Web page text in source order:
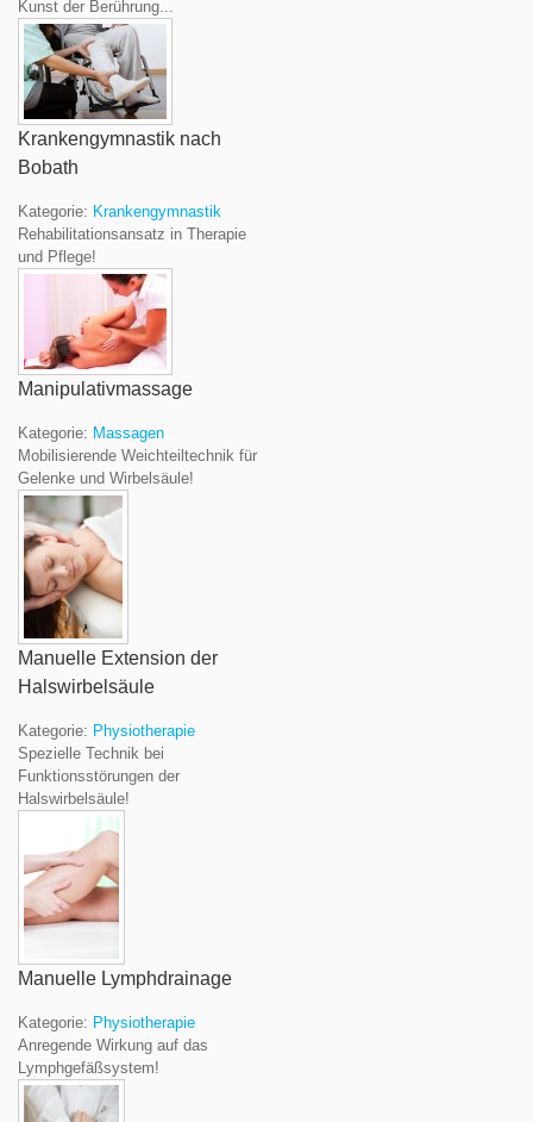
Kunst der Berührung...
Krankengymnastik nach
Bobath
Kategorie: Krankengymnastik
Rehabilitationsansatz in Therapie
und Pflege!
Manipulativmassage
Kategorie: Massagen
Mobilisierende Weichteiltechnik für
Gelenke und Wirbelsäule!
Manuelle Extension der
Halswirbelsäule
Kategorie: Physiotherapie
Spezielle Technik bei
Funktionsstörungen der
Halswirbelsäule!
Manuelle Lymphdrainage
Kategorie: Physiotherapie
Anregende Wirkung auf das
Lymphgefäßsystem!